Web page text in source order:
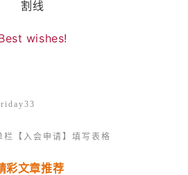
wishes!
【入会申请】填写表格
彩文章推荐